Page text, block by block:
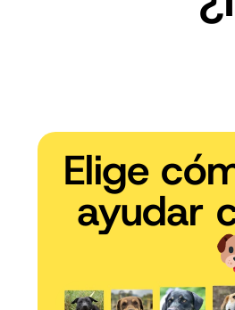
Elige
ayudar